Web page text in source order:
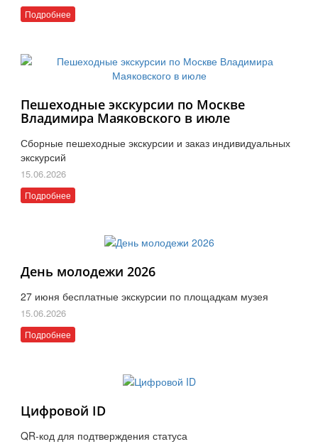
Подробнее
Пешеходные экскурсии по Москве
Владимира Маяковского в июле
Сборные пешеходные экскурсии и заказ индивидуальных
экскурсий
15.06.2026
Подробнее
День молодежи 2026
27 июня бесплатные экскурсии по площадкам музея
15.06.2026
Подробнее
Цифровой ID
QR-код для подтверждения статуса